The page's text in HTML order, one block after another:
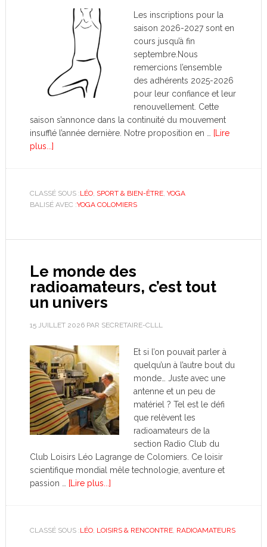
Les inscriptions pour la
saison 2026-2027 sont en
cours jusqu’à fin
septembre.Nous
remercions l’ensemble
des adhérents 2025-2026
pour leur confiance et leur
renouvellement. Cette
saison s’annonce dans la continuité du mouvement
insufflé l’année dernière. Notre proposition en …
[Lire
plus...]
CLASSÉ SOUS :LÉO, SPORT & BIEN-ÊTRE, YOGA
BALISÉ AVEC :YOGA COLOMIERS
Le monde des
radioamateurs, c’est tout
un univers
15 JUILLET 2026PAR SECRETAIRE-CLLL
Et si l’on pouvait parler à
quelqu’un à l’autre bout du
monde… Juste avec une
antenne et un peu de
matériel ? Tel est le défi
que relèvent les
radioamateurs de la
section Radio Club du
Club Loisirs Léo Lagrange de Colomiers. Ce loisir
scientifique mondial mêle technologie, aventure et
passion …
[Lire plus...]
CLASSÉ SOUS :LÉO, LOISIRS & RENCONTRE, RADIOAMATEURS